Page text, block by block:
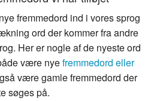
fremmedord ind i vores sprog
ord der kommer fra andre
Her er nogle af de nyeste ord
være nyefremmedord eller
være gamle fremmedord der
søges på.